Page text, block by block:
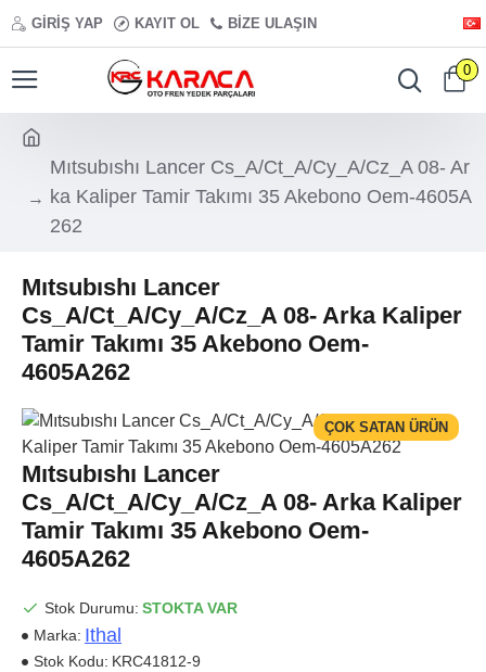
GIRIŞ YAP KAYIT OL BIZE ULAŞIN
0
Mıtsubıshı Lancer Cs_A/Ct_A/Cy_A/Cz_A 08- Ar
ka Kaliper Tamir Takımı 35 Akebono Oem-4605A
262
Mıtsubıshı Lancer
Cs_A/Ct_A/Cy_A/Cz_A 08- Arka Kaliper
Tamir Takımı 35 Akebono Oem-
4605A262
ÇOK SATAN ÜRÜN
Mıtsubıshı Lancer
Cs_A/Ct_A/Cy_A/Cz_A 08- Arka Kaliper
Tamir Takımı 35 Akebono Oem-
4605A262
Stok Durumu: STOKTA VAR
Marka: Ithal
Stok Kodu: KRC41812-9